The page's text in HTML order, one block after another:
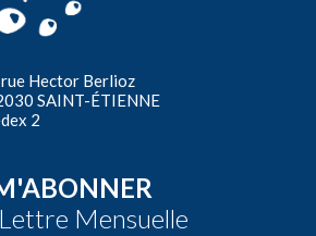
rue Hector Berlioz
SAINT-ÉTIENNE
2
Mensuelle